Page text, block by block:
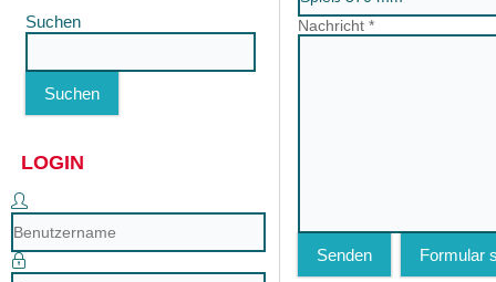
Suchen
Suchen
LOGIN
Nachricht*
Senden Formular